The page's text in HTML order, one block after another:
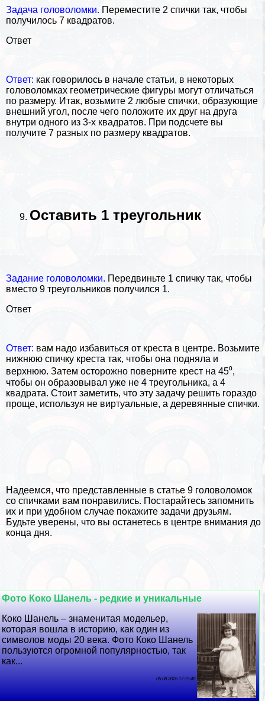
Задача головоломки. Переместите 2 спички так, чтобы
получилось 7 квадратов.
Ответ
Ответ: как говорилось в начале статьи, в некоторых
головоломках геометрические фигуры могут отличаться
по размеру. Итак, возьмите 2 любые спички, образующие
внешний угол, после чего положите их друг на друга
внутри одного из 3-х квадратов. При подсчете вы
получите 7 разных по размеру квадратов.
Оставить 1 треугольник
Задание головоломки. Передвиньте 1 спичку так, чтобы
вместо 9 треугольников получился 1.
Ответ
Ответ: вам надо избавиться от креста в центре. Возьмите
нижнюю спичку креста так, чтобы она подняла и
верхнюю. Затем осторожно поверните крест на 45⁰,
чтобы он образовывал уже не 4 треугольника, а 4
квадрата. Стоит заметить, что эту задачу решить гораздо
проще, используя не виртуальные, а деревянные спички.
Надеемся, что представленные в статье 9 головоломок
со спичками вам понравились. Постарайтесь запомнить
их и при удобном случае покажите задачи друзьям.
Будьте уверены, что вы останетесь в центре внимания до
конца дня.
Фото Коко Шанель - редкие и уникальные
Коко Шанель – знаменитая модельер,
которая вошла в историю, как один из
символов моды 20 века. Фото Коко Шанель
пользуются огромной популярностью, так
как...
05 08 2026 17:19:48